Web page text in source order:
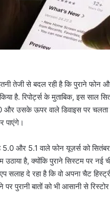
तेजी से बदल रही है कि पुराने फोन
है. रिपोर्ट्स के मुताबिक, इस साल
और उसके ऊपर वाले डिवाइस पर
पाएंगे।
और 5.1 वाले फोन यूज़र्स को
है, क्योंकि पुराने सिस्टम पर नई
सलाह दे रहा है कि वो अपना चैट
पुरानी बातों को भी आसानी से